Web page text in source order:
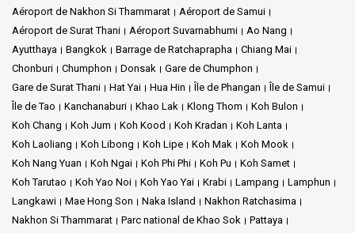
Aéroport de Nakhon Si Thammarat
Aéroport de Samui
Aéroport de Surat Thani
Aéroport Suvarnabhumi
Ao Nang
Ayutthaya
Bangkok Barrage de Ratchaprapha
Chiang Mai
Chonburi
Chumphon Donsak
Gare de Chumphon
Gare de Surat Thani
Hat Yai Hua Hin Île de Phangan
Île de Samui
Île de Tao
Kanchanaburi Khao Lak Klong Thom
Koh Bulon
Koh Chang
Koh Jum Koh Kood Koh Kradan
Koh Lanta
Koh Laoliang
Koh Libong Koh Lipe Koh Mak
Koh Mook
Koh Nang Yuan
Koh Ngai Koh Phi Phi Koh Pu
Koh Samet
Koh Tarutao
Koh Yao Noi Koh Yao Yai Krabi Lampang
Lamphun
Langkawi
Mae Hong Son Naka Island
Nakhon Ratchasima
Nakhon Si Thammarat
Parc national de Khao Sok
Pattaya